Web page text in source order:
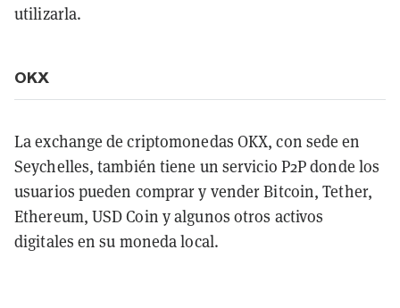
utilizarla.
OKX
La exchange de criptomonedas OKX, con sede en
Seychelles, también tiene un servicio P2P donde los
usuarios pueden comprar y vender Bitcoin, Tether,
Ethereum, USD Coin y algunos otros activos
digitales en su moneda local.